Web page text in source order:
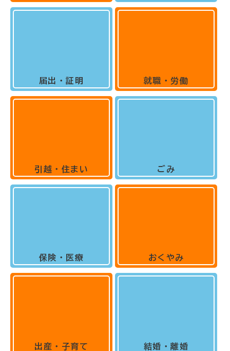
届出・証明
引越・住まい
保険・医療
出産・子育て
就職・労働
ごみ
おくやみ
結婚・離婚